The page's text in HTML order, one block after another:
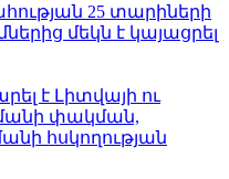
25 տարիների
մեկն է կայացրել
է Լիտվայի ու
փակման,
հսկողության